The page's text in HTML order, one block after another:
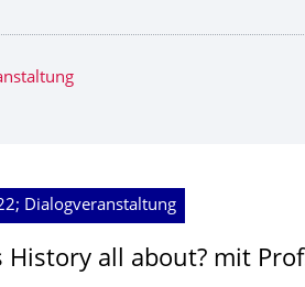
Dialogveranstaltung
History all about? mit